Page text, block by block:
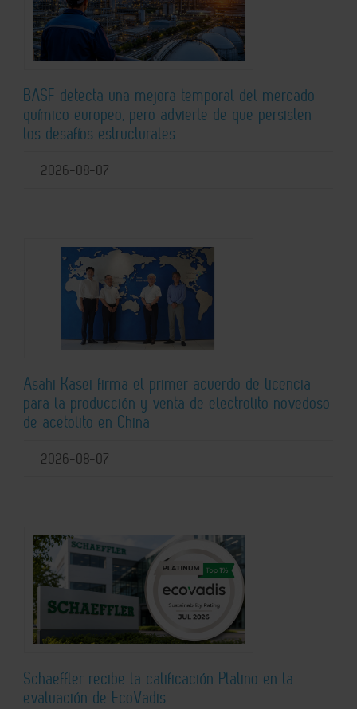
BASF detecta una mejora temporal del mercado
químico europeo, pero advierte de que persisten
los desafíos estructurales
2026-08-07
Asahi Kasei firma el primer acuerdo de licencia
para la producción y venta de electrolito novedoso
de acetolito en China
2026-08-07
Schaeffler recibe la calificación Platino en la
evaluación de EcoVadis